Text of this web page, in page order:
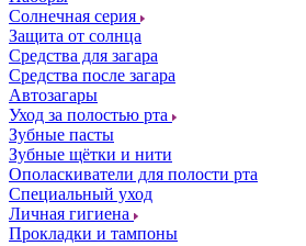
Солнечная серия
Защита от солнца
Средства для загара
Средства после загара
Автозагары
Уход за полостью рта
Зубные пасты
Зубные щётки и нити
Ополаскиватели для полости рта
Специальный уход
Личная гигиена
Прокладки и тампоны